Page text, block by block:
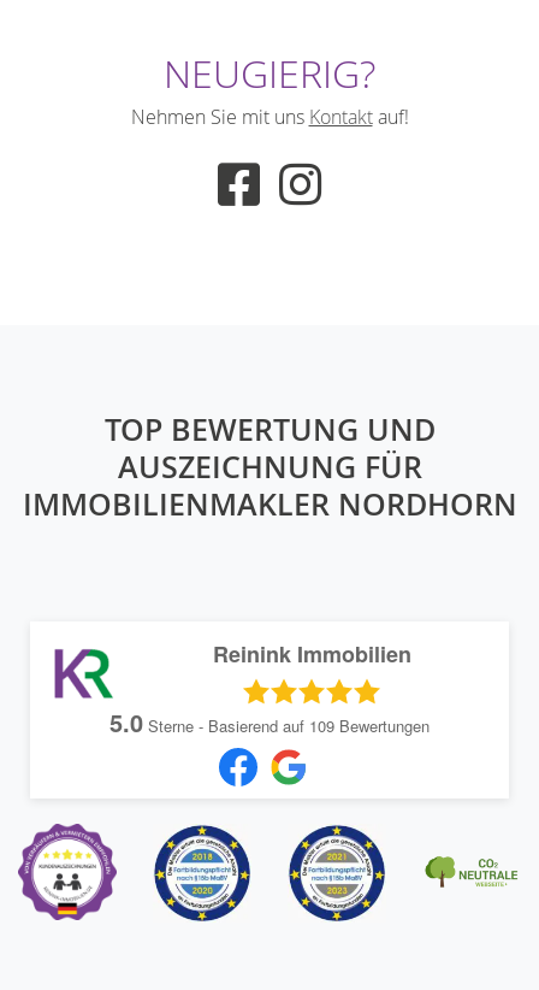
NEUGIERIG?
Nehmen Sie mit uns Kontaktauf!
TOP BEWERTUNG UND
AUSZEICHNUNG FÜR
IMMOBILIENMAKLER NORDHORN
Reinink Immobilien
5.0 Sterne - Basierend auf 109 Bewertungen